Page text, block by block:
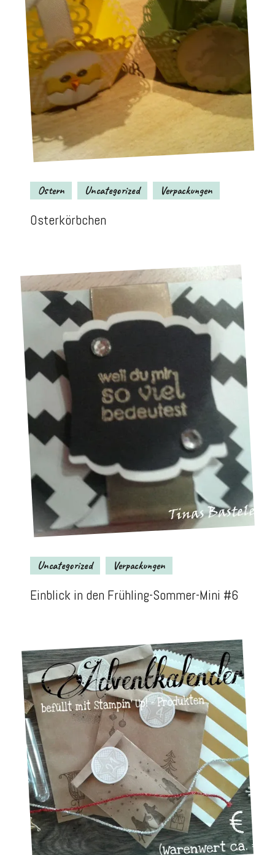
Ostern Uncategorized Verpackungen
Osterkörbchen
Uncategorized Verpackungen
Einblick in den Frühling-Sommer-Mini #6